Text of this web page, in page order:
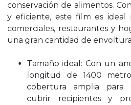
conservación de alimentos.
y eficiente, este film es ideal
comerciales, restaurantes y
una gran cantidad de
Tamaño ideal: Con un
longitud de 1400
cobertura amplia para
cubrir recipientes y